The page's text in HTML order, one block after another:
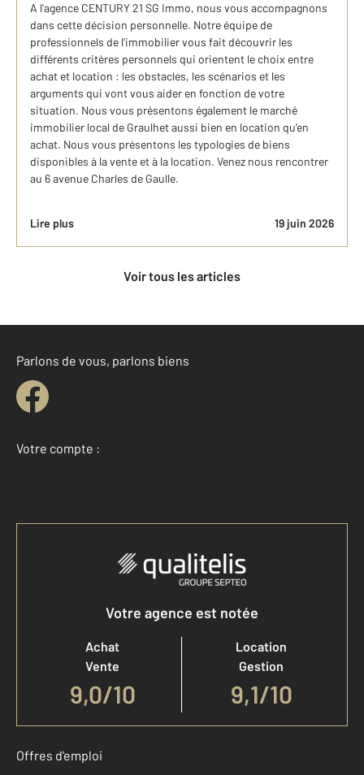
A l'agence CENTURY 21 SG Immo, nous vous accompagnons
dans cette décision personnelle. Notre équipe de
professionnels de l'immobilier vous fait découvrir les
différents critères personnels qui orientent le choix entre
achat et location : les obstacles, les scénarios et les
arguments qui vont vous aider en fonction de votre
situation. Nous vous présentons également le marché
immobilier local de Graulhet aussi bien en location qu'en
achat. Nous vous présentons les typologies de biens
disponibles à la vente et à la location. Venez nous rencontrer
au 6 avenue Charles de Gaulle.
Lire plus 19 juin 2026
Voir tous les articles
Parlons de vous, parlons biens
Votre compte :
Accéder à mon compte
Votre agence est notée
Achat
Vente
9,0/10
Location
Gestion
9,1/10
Offres d'emploi